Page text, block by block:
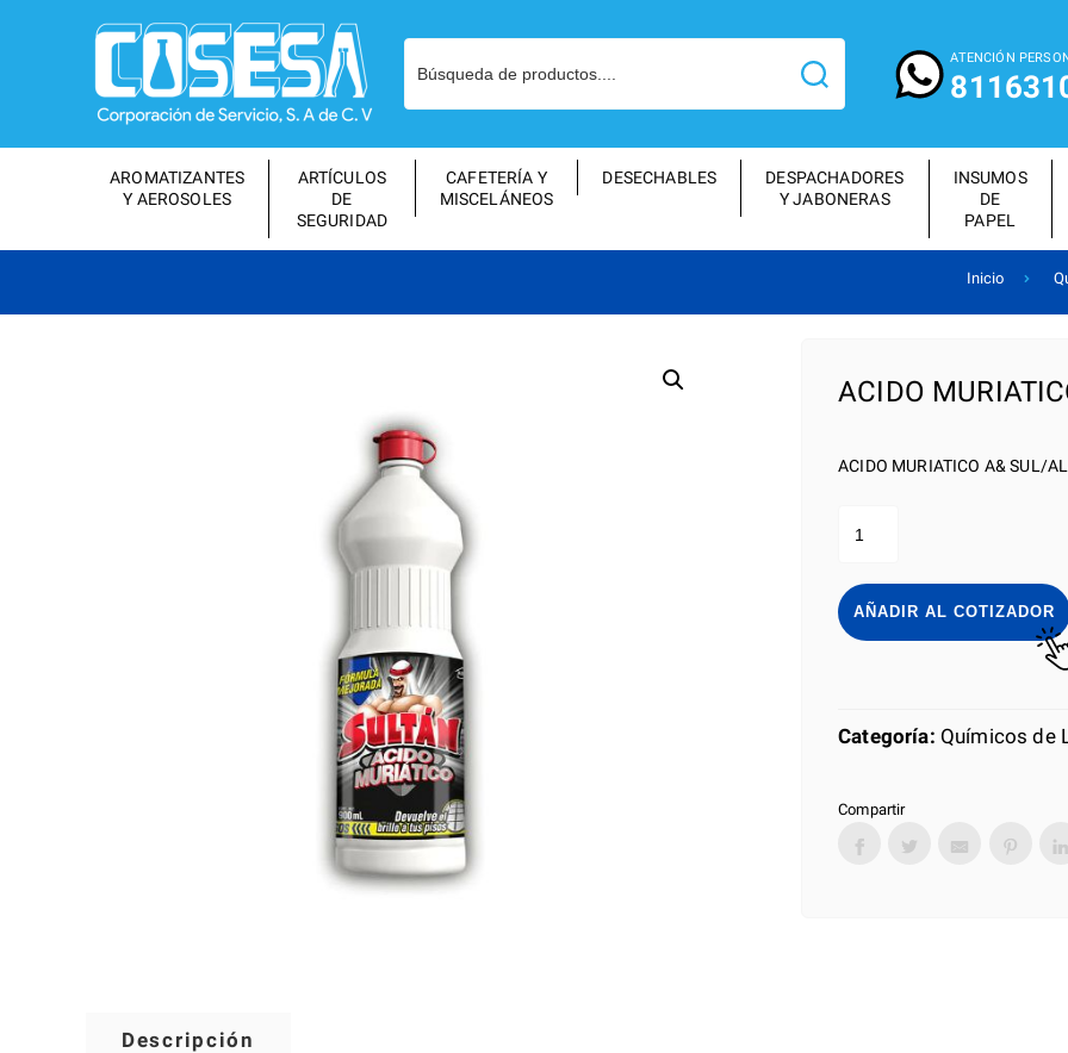
ATENCIÓN
AROMATIZANTES
Y AEROSOLES
ARTÍCULOS
DE
SEGURIDAD
CAFETERÍA Y
MISCELÁNEOS
DESECHABLES
DESPACHADORES
Y JABONERAS
INSUMOS
DE
PAPEL
Inicio
ACIDO
ACIDO MURIATICO A& SUL/
MURIATICO
900ML
cantidad
AÑADIR AL COTIZADOR
Categoría: Químicos de
Compartir
Descripción